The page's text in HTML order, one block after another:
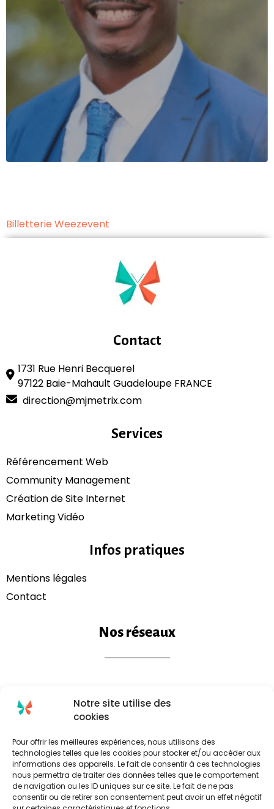
Notre site utilise des
cookies
Pour offrir les meilleures expériences, nous utilisons des
technologies telles que les cookies pour stocker et/ou accéder aux
informations des appareils. Le fait de consentir à ces technologies
nous permettra de traiter des données telles que le comportement
de navigation ou les ID uniques sur ce site. Le fait de ne pas
consentir ou de retirer son consentement peut avoir un effet négatif
Billetterie Weezevent
Contact
1731 Rue Henri Becquerel
97122 Baie-Mahault Guadeloupe FRANCE
direction@mjmetrix.com
Services
Référencement Web
Community Management
Création de Site Internet
Marketing Vidéo
Infos pratiques
Mentions légales​
Contact
Nos réseaux